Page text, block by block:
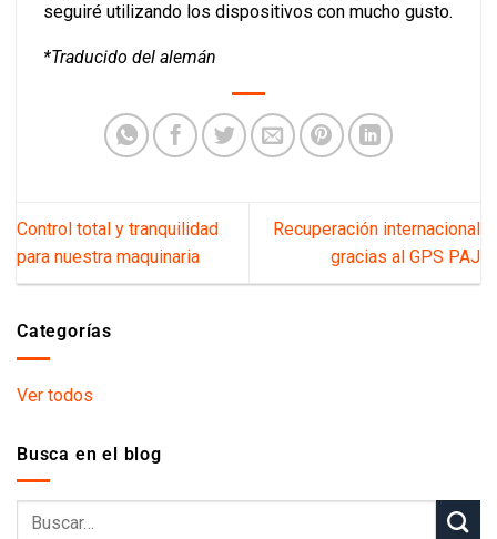
seguiré utilizando los dispositivos con mucho gusto.
*Traducido del alemán
Control total y tranquilidad
para nuestra maquinaria
Recuperación internacional
gracias al GPS PAJ
Categorías
Ver todos
Busca en el blog